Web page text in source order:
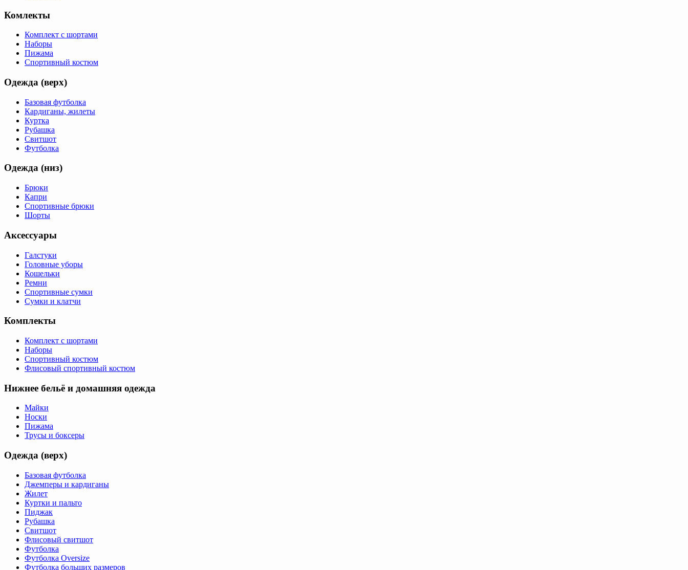
Комлекты
Комплект с шортами
Наборы
Пижама
Спортивный костюм
Одежда (верх)
Базовая футболка
Кардиганы, жилеты
Куртка
Рубашка
Свитшот
Футболка
Одежда (низ)
Брюки
Капри
Спортивные брюки
Шорты
Аксессуары
Галстуки
Головные уборы
Кошельки
Ремни
Спортивные сумки
Сумки и клатчи
Комплекты
Комплект с шортами
Наборы
Спортивный костюм
Флисовый спортивный костюм
Нижнее бельё и домашняя одежда
Майки
Носки
Пижама
Трусы и боксеры
Одежда (верх)
Базовая футболка
Джемперы и кардиганы
Жилет
Куртки и пальто
Пиджак
Рубашка
Свитшот
Флисовый свитшот
Футболка
Футболка Oversize
Футболка больших размеров